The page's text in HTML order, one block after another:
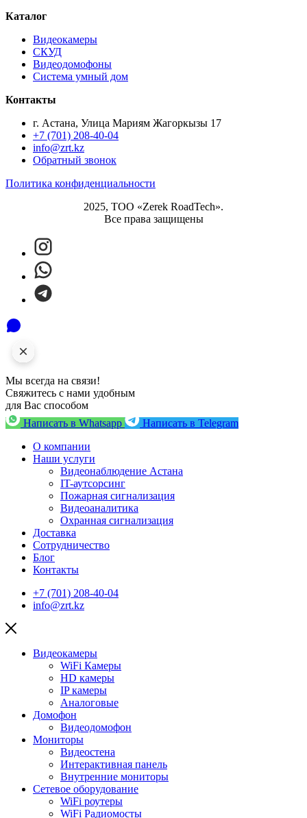
Каталог
Видеокамеры
СКУД
Видеодомофоны
Система умный дом
Контакты
г. Астана, Улица Мариям Жагоркызы 17
+7 (701) 208-40-04
info@zrt.kz
Обратный звонок
Политика конфиденциальности
2025, ТОО «Zerek RoadTech».
Все права защищены
Мы всегда на связи!
Свяжитесь с нами удобным
для Вас способом
Написать в Whatsapp
Написать в Telegram
О компании
Наши услуги
Видеонаблюдение Астана
IT-аутсорсинг
Пожарная сигнализация
Видеоаналитика
Охранная сигнализация
Доставка
Сотрудничество
Блог
Контакты
+7 (701) 208-40-04
info@zrt.kz
Видеокамеры
WiFi Камеры
HD камеры
IP камеры
Аналоговые
Домофон
Видеодомофон
Мониторы
Видеостена
Интерактивная панель
Внутренние мониторы
Сетевое оборудование
WiFi роутеры
WiFi Радиомосты